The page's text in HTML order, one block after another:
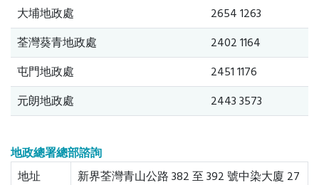
大埔地政處
2654 1263
荃灣葵青地政處
2402 1164
屯門地政處
2451 1176
元朗地政處
2443 3573
地政總署總部諮詢
地址
新界荃灣青山公路 382 至 392 號中染大廈 27